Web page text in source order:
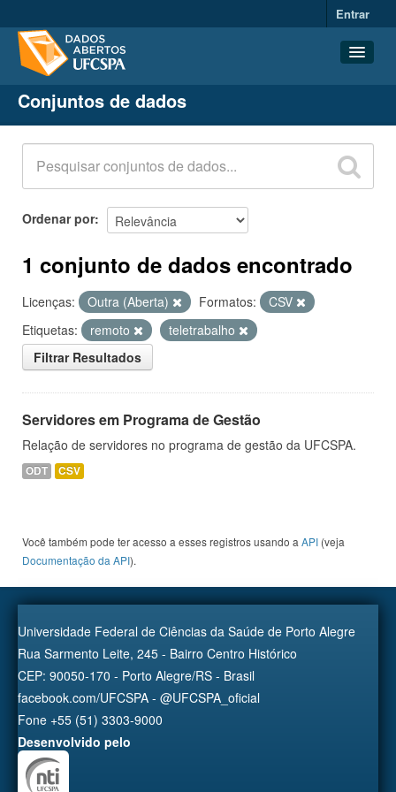
Entrar
Conjuntos de dados
Organizações
Grupos
Sobre
Conjuntos de dados
Ordenar por
1 conjunto de dados encontrado
Licenças: Outra (Aberta) Formatos:
CSV
Etiquetas:
remoto
teletrabalho
Filtrar Resultados
Servidores em Programa de Gestão
Relação de servidores no programa de gestão da UFCSPA.
ODT CSV
Você também pode ter acesso a esses registros usando a API (veja
Documentação da API).
Universidade Federal de Ciências da Saúde de Porto Alegre
Rua Sarmento Leite, 245 - Bairro Centro Histórico
CEP: 90050-170 - Porto Alegre/RS - Brasil
facebook.com/UFCSPA - @UFCSPA_oficial
Fone +55 (51) 3303-9000
Desenvolvido pelo